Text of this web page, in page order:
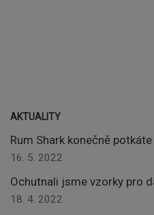
AKTUALITY
Rum Shark konečně
16. 5. 2022
Ochutnali jsme vzorky pro
18. 4. 2022